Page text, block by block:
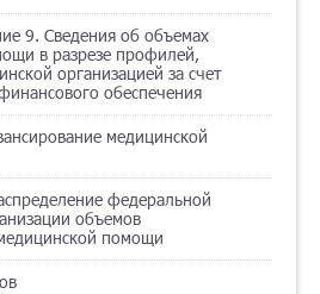
9. Сведения об объемах
в разрезе профилей,
организацией за счет
обеспечения
медицинской
федеральной
объемов
помощи